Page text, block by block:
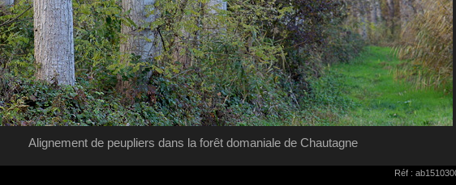
Alignement de peupliers dans la forêt domaniale de Chautagne
Réf :